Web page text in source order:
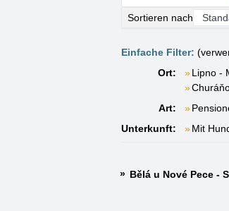
Sortieren nach
Einfache Filter:
Ort:
Lipno -
Art:
Unterkunft:
Mit
Bělá u Nové Pece -